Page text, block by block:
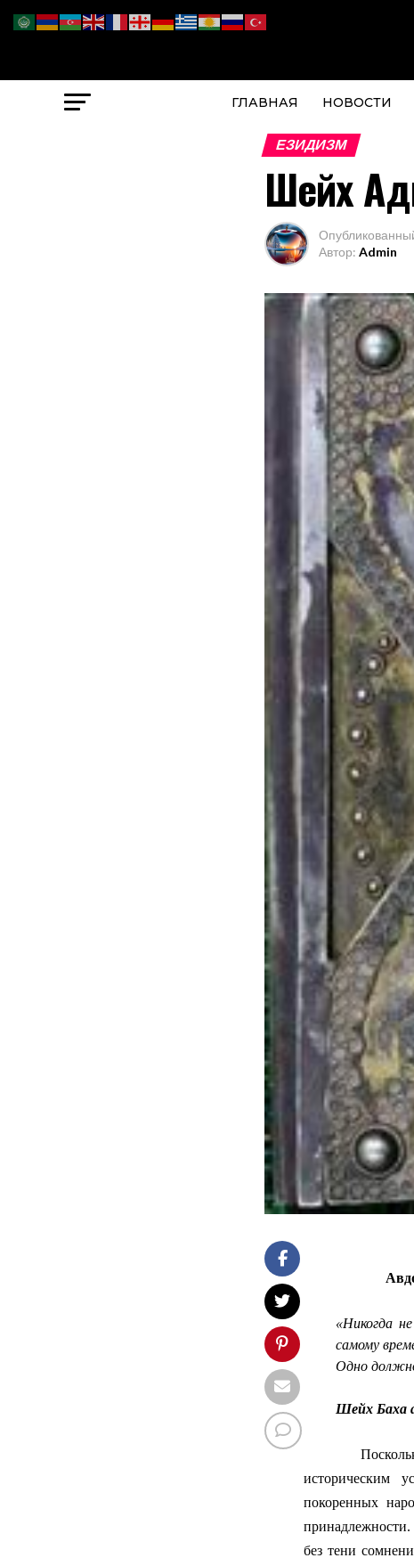
ГЛАВНАЯ НОВОСТИ
ЕЗИДИЗМ
Шейх
Автор: Admin
«Никогда
самому
Одно
Шейх Баха
историческим
покоренных
принадлежности.
без тени